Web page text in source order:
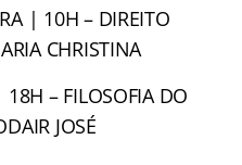
| 10H – DIREITO
CHRISTINA
18H – FILOSOFIA DO
JOSÉ